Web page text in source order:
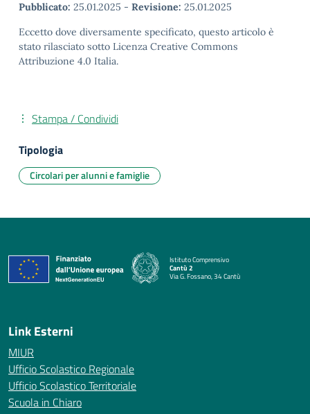
Pubblicato: 25.01.2025 - Revisione: 25.01.2025
Eccetto dove diversamente specificato, questo articolo è
stato rilasciato sotto Licenza Creative Commons
Attribuzione 4.0 Italia.
Stampa / Condividi
Tipologia
Circolari per alunni e famiglie
Istituto Comprensivo
Cantù 2
Via G. Fossano, 34 Cantù
— Visita la pagina iniziale della scuola
Link Esterni
MIUR
Ufficio Scolastico Regionale
Ufficio Scolastico Territoriale
Scuola in Chiaro